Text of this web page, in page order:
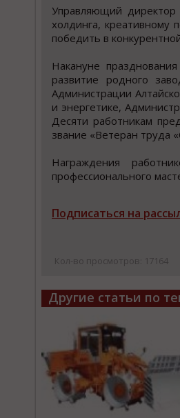
Управляющий
холдинга, креативному
победить в
Накануне
развитие родного
Администрации
и энергетике,
Десяти работникам
звание «Ветеран труда
Награждения
профессионального
Подписаться на
Кол-во просмотров: 17164
Другие статьи по